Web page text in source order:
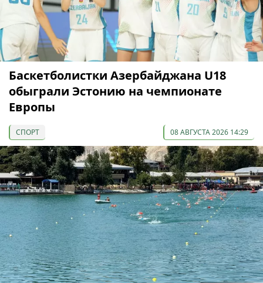
Баскетболистки Азербайджана U18
обыграли Эстонию на чемпионате
Европы
СПОРТ 08 АВГУСТА 2026 14:29